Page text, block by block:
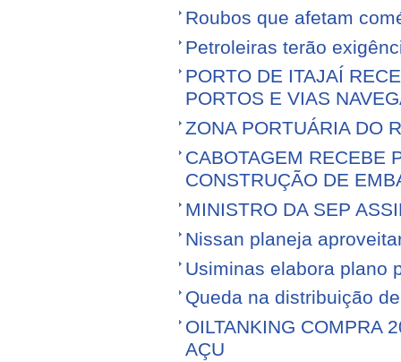
Roubos que afetam
Petroleiras terão
PORTO DE ITAJAÍ
PORTOS E VIAS
ZONA PORTUÁRIA DO
CABOTAGEM RECEBE
CONSTRUÇÃO DE
MINISTRO DA SEP
Nissan planeja
Usiminas elabora plano
Queda na distribuição
OILTANKING COMPRA
AÇU